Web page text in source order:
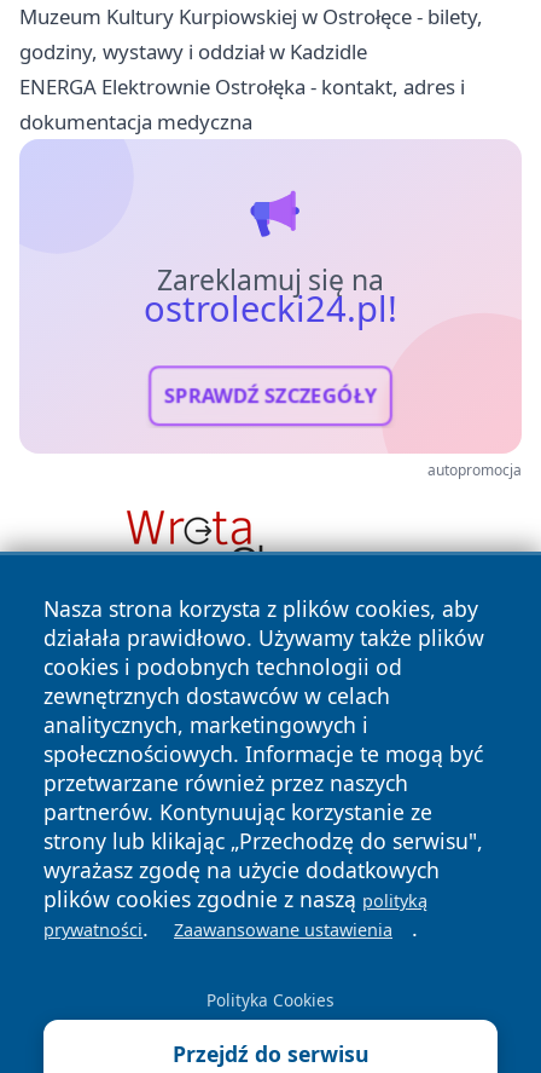
Muzeum Kultury Kurpiowskiej w Ostrołęce - bilety,
godziny, wystawy i oddział w Kadzidle
ENERGA Elektrownie Ostrołęka - kontakt, adres i
dokumentacja medyczna
Zareklamuj się na
ostrolecki24.pl!
SPRAWDŹ SZCZEGÓŁY
autopromocja
Nasza strona korzysta z plików cookies, aby
działała prawidłowo. Używamy także plików
cookies i podobnych technologii od
zewnętrznych dostawców w celach
analitycznych, marketingowych i
społecznościowych. Informacje te mogą być
przetwarzane również przez naszych
partnerów. Kontynuując korzystanie ze
strony lub klikając „Przechodzę do serwisu",
wyrażasz zgodę na użycie dodatkowych
plików cookies zgodnie z naszą polityką
prywatności. Zaawansowane ustawienia .
Polityka Cookies
Przejdź do serwisu
Copyright © 2026 ostrolecki24.pl Wszystkie prawa
zastrzeżone.
News Autorzy
Polityka
Prywatności
Polityka
Cookies